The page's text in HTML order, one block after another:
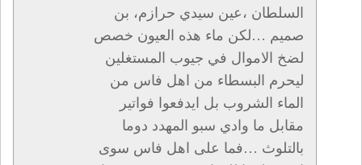
السلطان ،عين سيدي حرازم، بن
صميم …لكن ماء هذه العيون خصص
لضخ الاموال في جيوب المستغلين
ليحرم البسطاء من اهل فاس من
الماء الشروب بل ايدفعوا فواتير
مقابل ما وادي سبو المهدد دوما
بالتلوث …فما على اهل فاس سوى